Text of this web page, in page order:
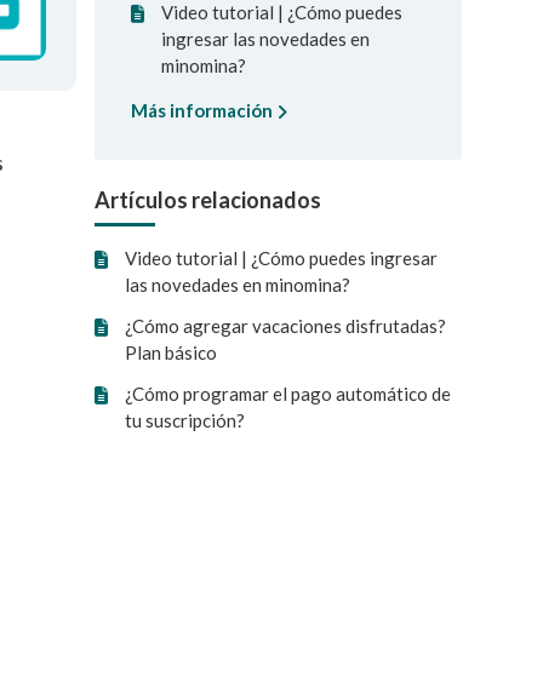
Video tutorial | ¿Cómo puedes
ingresar las novedades en
minomina?
Más información
Artículos relacionados
Video tutorial | ¿Cómo puedes ingresar
las novedades en minomina?
¿Cómo agregar vacaciones disfrutadas?
Plan básico
¿Cómo programar el pago automático de
tu suscripción?